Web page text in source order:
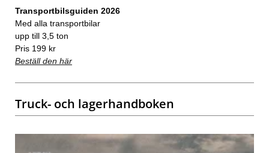
Transportbilsguiden 2026
Med alla transportbilar
upp till 3,5 ton
Pris 199 kr
Beställ den här
Truck- och lagerhandboken